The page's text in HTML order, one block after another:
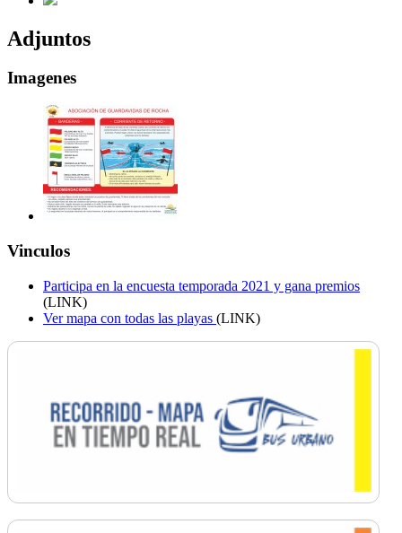
Adjuntos
Imagenes
Vinculos
Participa en la encuesta temporada 2021 y gana premios
(LINK)
Ver mapa con todas las playas (LINK)